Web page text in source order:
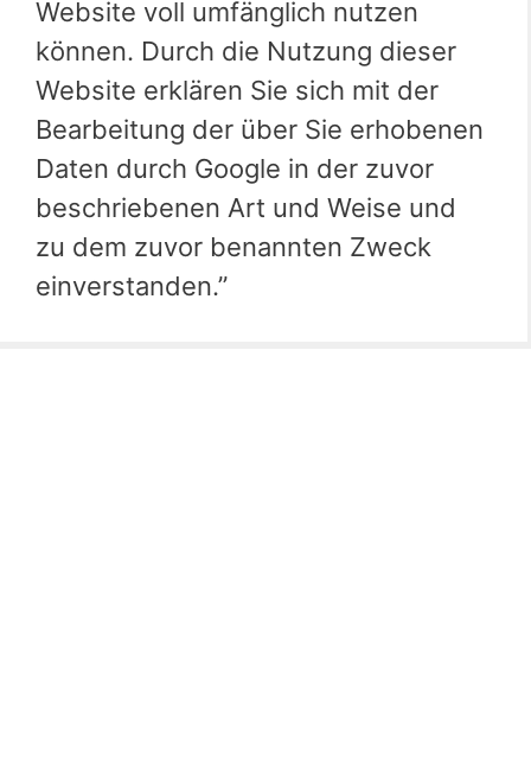
Website voll umfänglich nutzen
können. Durch die Nutzung dieser
Website erklären Sie sich mit der
Bearbeitung der über Sie erhobenen
Daten durch Google in der zuvor
beschriebenen Art und Weise und
zu dem zuvor benannten Zweck
einverstanden.”